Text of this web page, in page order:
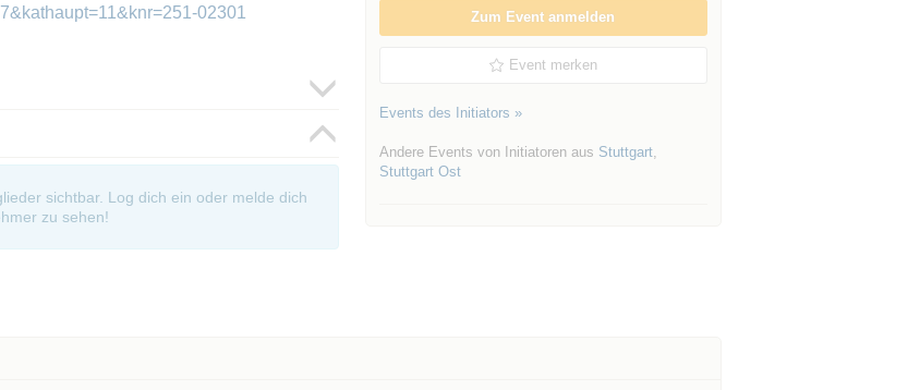
02301
sichtbar. Log dich ein oder melde dich
zu sehen!
Zum Event anmelden
Event merken
Events des Initiators »
Andere Events von Initiatoren aus Stuttgart,
Stuttgart Ost